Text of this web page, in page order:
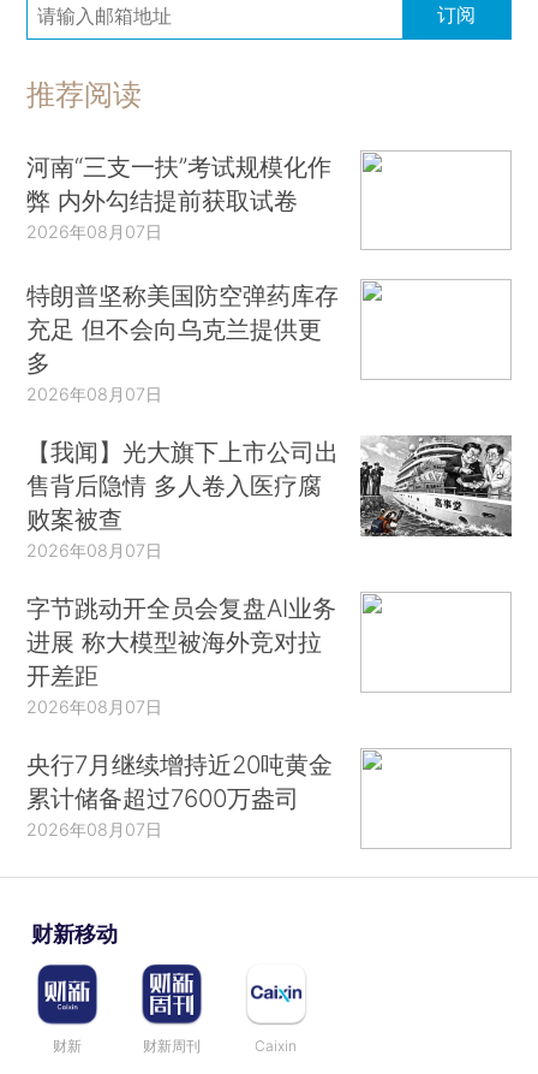
订阅
推荐阅读
河南“三支一扶”考试规模化作
弊 内外勾结提前获取试卷
2026年08月07日
特朗普坚称美国防空弹药库存
充足 但不会向乌克兰提供更
多
2026年08月07日
【我闻】光大旗下上市公司出
售背后隐情 多人卷入医疗腐
败案被查
2026年08月07日
字节跳动开全员会复盘AI业务
进展 称大模型被海外竞对拉
开差距
2026年08月07日
央行7月继续增持近20吨黄金
累计储备超过7600万盎司
2026年08月07日
财新移动
财新 财新周刊 Caixin